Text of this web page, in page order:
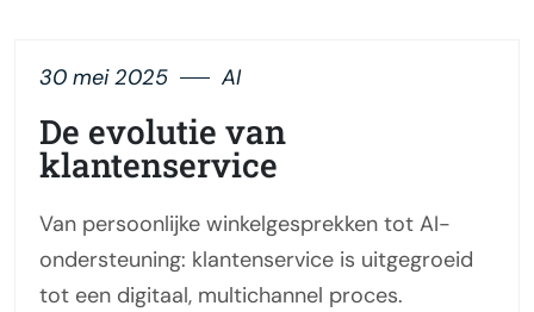
30 mei 2025 AI
De evolutie van
klantenservice
Van persoonlijke winkelgesprekken tot AI-
ondersteuning: klantenservice is uitgegroeid
tot een digitaal, multichannel proces.